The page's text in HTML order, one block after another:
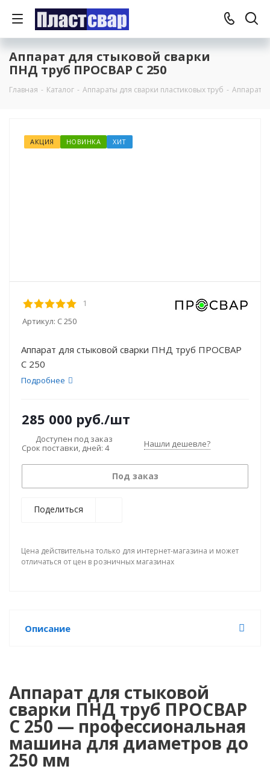
Аппарат для стыковой сварки
ПНД труб ПРОСВАР С 250
Главная - Каталог - Аппараты для сварки пластиковых труб - Аппараты
АКЦИЯ НОВИНКА ХИТ
1
Артикул: C 250
Аппарат для стыковой сварки ПНД труб ПРОСВАР
С 250
Подробнее
285 000 руб./шт
Доступен под заказ
Срок поставки, дней: 4
Нашли дешевле?
Под заказ
Поделиться
Цена действительна только для интернет-магазина и может
отличаться от цен в розничных магазинах
Описание
Аппарат для стыковой
сварки ПНД труб ПРОСВАР
С 250 — профессиональная
машина для диаметров до
250 мм